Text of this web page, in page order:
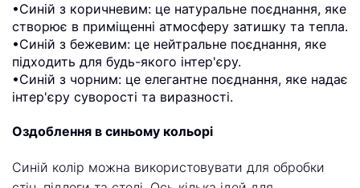
•Синій з коричневим: це натуральне поєднання, яке
створює в приміщенні атмосферу затишку та тепла.
•Синій з бежевим: це нейтральне поєднання, яке
підходить для будь-якого інтер'єру.
•Синій з чорним: це елегантне поєднання, яке надає
інтер'єру суворості та виразності.
Оздоблення в синьому кольорі
Синій колір можна використовувати для обробки